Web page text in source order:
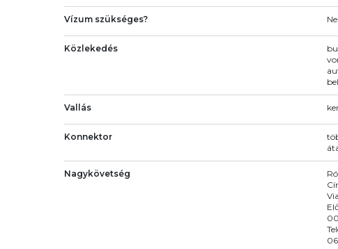
Vízum szükséges?
Közlekedés
Vallás
Konnektor
Nagykövetség